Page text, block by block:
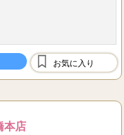
1,000円）